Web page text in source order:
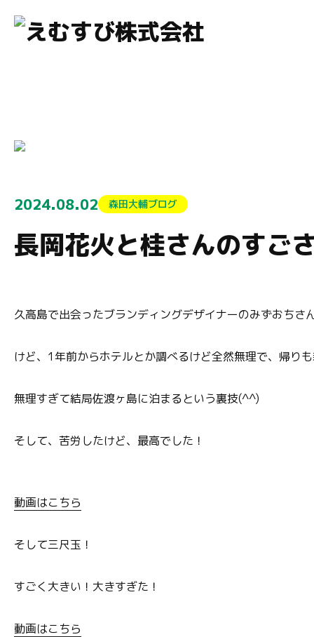
2024.08.02 森田大輔ブログ
長岡花火と桂さんのすご
久高島で出会ったブランディングデザイナーのみずおち
けど、1年前からホテルとか調べるけど全然無理で、帰り
無理すぎて結局佐渡ヶ島に泊まるという裏技(^^)
そして、苦労したけど、最高でした！
動画はこちら
そして三尺玉！
すごく大きい！大きすぎた！
動画はこちら